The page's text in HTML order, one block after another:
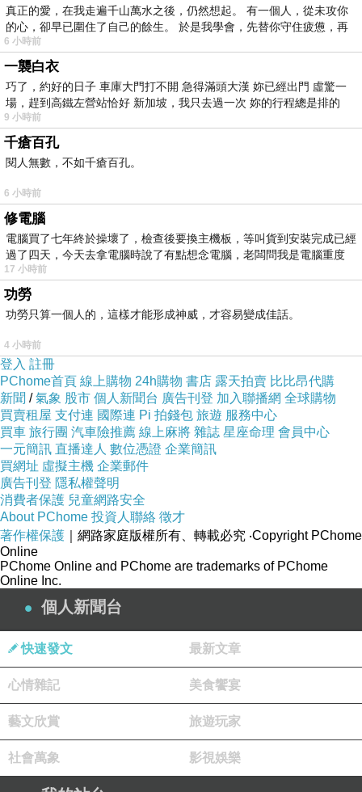
秘帖循環精華強調能加速肌膚裡層水分循環，
在保養前先將肌膚調整成最容易吸收的狀態，
以引導後續保養能更快速有效地吸收。
內容物透過圓孔溢流出來，不過用量難抓，
得稍加用力搖晃瓶身，才能倒出適量精華液。
真正的愛，在我走遍千山萬水之後，仍然想起。 有一個人，從未攻你
的心，卻早已圍住了自己的餘生。 於是我學會，先替你守住疲憊，再
6 小時前
一襲白衣
巧了，約好的日子 車庫大門打不開 急得滿頭大漢 妳已經出門 虛驚一
場，趕到高鐵左營站恰好 新加坡，我只去過一次 妳的行程總是排的
9 小時前
千瘡百孔
閱人無數，不如千瘡百孔。
6 小時前
修電腦
電腦買了七年終於操壞了，檢查後要換主機板，等叫貨到安裝完成已經
過了四天，今天去拿電腦時說了有點想念電腦，老闆問我是電腦重度
17 小時前
功勞
功勞只算一個人的，這樣才能形成神威，才容易變成佳話。
4 小時前
登入 註冊
PChome首頁 線上購物 24h購物 書店 露天拍賣 比比昂代購
新聞 /氣象 股市 個人新聞台 廣告刊登 加入聯播網 全球購物
買賣租屋 支付連 國際連 Pi 拍錢包 旅遊 服務中心
買車 旅行團 汽車險推薦 線上麻將 雜誌 星座命理 會員中心
一元簡訊 直播達人 數位憑證 企業簡訊
買網址 虛擬主機 企業郵件
廣告刊登 隱私權聲明
消費者保護 兒童網路安全
About PChome 投資人聯絡 徵才
著作權保護 ｜網路家庭版權所有、轉載必究 ‧Copyright PChome
Online
PChome Online and PChome are trademarks of PChome
Online Inc.
個人新聞台
快速發文 最新文章
心情雜記 美食饗宴
藝文欣賞 旅遊玩家
社會萬象 影視娛樂